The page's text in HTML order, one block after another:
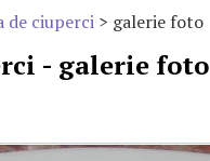
de ciuperci > galerie foto
- galerie foto